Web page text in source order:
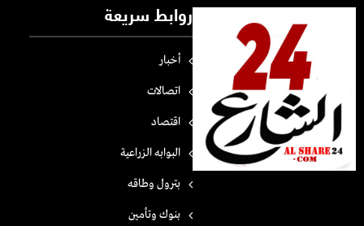
روابط سريعة
أخبار
اتصالات
اقتصاد
البوابه الزراعية
بترول وطاقه
بنوك وتأمين